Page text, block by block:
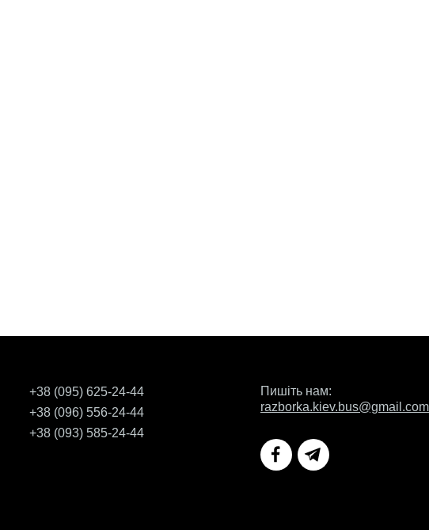
+38 (095) 625-24-44
+38 (096) 556-24-44
+38 (093) 585-24-44
Пишіть нам:
razborka.kiev.bus@gmail.com